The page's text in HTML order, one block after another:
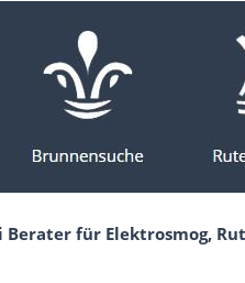
Berater für Elektrosmog,